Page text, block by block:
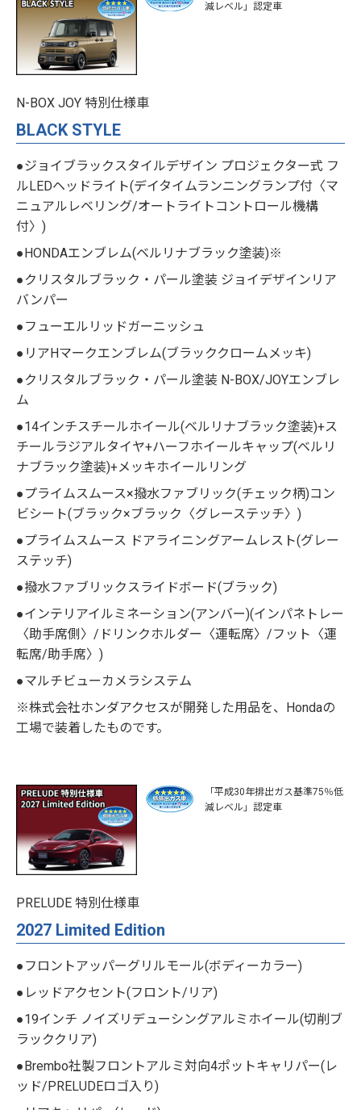
減レベル」認定車
N-BOX JOY 特別仕様車
BLACK STYLE
●ジョイブラックスタイルデザイン プロジェクター式 フ
ルLEDヘッドライト(デイタイムランニングランプ付〈マ
ニュアルレベリング/オートライトコントロール機構
付〉)
●HONDAエンブレム(ベルリナブラック塗装)※
●クリスタルブラック・パール塗装 ジョイデザインリア
バンパー
●フューエルリッドガーニッシュ
●リアHマークエンブレム(ブラッククロームメッキ)
●クリスタルブラック・パール塗装 N-BOX/JOYエンブレ
ム
●14インチスチールホイール(ベルリナブラック塗装)+ス
チールラジアルタイヤ+ハーフホイールキャップ(ベルリ
ナブラック塗装)+メッキホイールリング
●プライムスムース×撥水ファブリック(チェック柄)コン
ビシート(ブラック×ブラック〈グレーステッチ〉)
●プライムスムース ドアライニングアームレスト(グレー
ステッチ)
●撥水ファブリックスライドボード(ブラック)
●インテリアイルミネーション(アンバー)(インパネトレー
〈助手席側〉/ドリンクホルダー〈運転席〉/フット〈運
転席/助手席〉)
●マルチビューカメラシステム
※株式会社ホンダアクセスが開発した用品を、Hondaの
工場で装着したものです。
「平成30年排出ガス基準75％低
減レベル」認定車
PRELUDE 特別仕様車
2027 Limited Edition
●フロントアッパーグリルモール(ボディーカラー)
●レッドアクセント(フロント/リア)
●19インチ ノイズリデューシングアルミホイール(切削ブ
ラッククリア)
●Brembo社製フロントアルミ対向4ポットキャリパー(レ
ッド/PRELUDEロゴ入り)